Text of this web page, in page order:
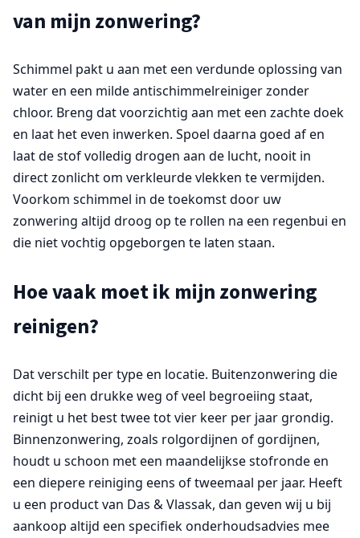
van mijn zonwering?
Schimmel pakt u aan met een verdunde oplossing van
water en een milde antischimmelreiniger zonder
chloor. Breng dat voorzichtig aan met een zachte doek
en laat het even inwerken. Spoel daarna goed af en
laat de stof volledig drogen aan de lucht, nooit in
direct zonlicht om verkleurde vlekken te vermijden.
Voorkom schimmel in de toekomst door uw
zonwering altijd droog op te rollen na een regenbui en
die niet vochtig opgeborgen te laten staan.
Hoe vaak moet ik mijn zonwering
reinigen?
Dat verschilt per type en locatie. Buitenzonwering die
dicht bij een drukke weg of veel begroeiing staat,
reinigt u het best twee tot vier keer per jaar grondig.
Binnenzonwering, zoals rolgordijnen of gordijnen,
houdt u schoon met een maandelijkse stofronde en
een diepere reiniging eens of tweemaal per jaar. Heeft
u een product van Das & Vlassak, dan geven wij u bij
aankoop altijd een specifiek onderhoudsadvies mee